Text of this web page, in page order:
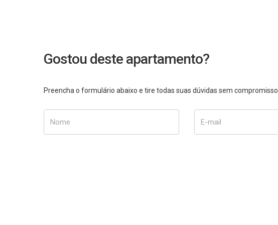
Gostou deste apartamento?
Preencha o formulário abaixo e tire todas suas dúvidas sem compromisso.